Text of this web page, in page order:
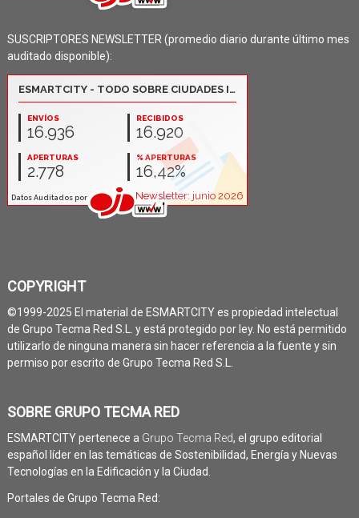
SUSCRIPTORES NEWSLETTER (promedio diario durante último mes
auditado disponible):
COPYRIGHT
©1999-2025 El material de ESMARTCITY es propiedad intelectual
de Grupo Tecma Red S.L. y está protegido por ley. No está permitido
utilizarlo de ninguna manera sin hacer referencia a la fuente y sin
permiso por escrito de Grupo Tecma Red S.L.
SOBRE GRUPO TECMA RED
ESMARTCITY pertenece a Grupo Tecma Red, el grupo editorial
español líder en las temáticas de Sostenibilidad, Energía y Nuevas
Tecnologías en la Edificación y la Ciudad.
Portales de Grupo Tecma Red: